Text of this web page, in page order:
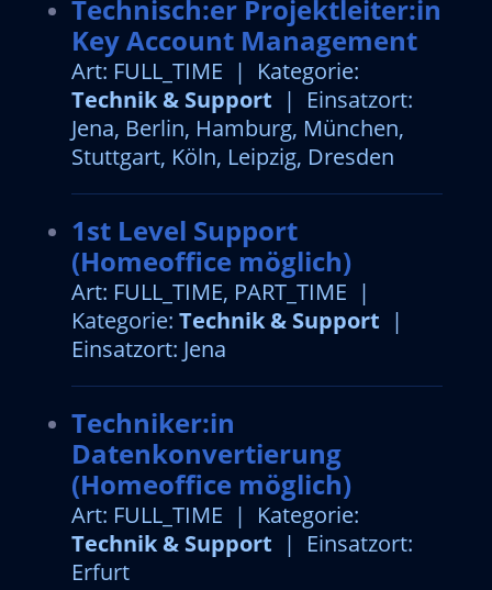
Technisch:er Projektleiter:in
Key Account Management
Art: FULL_TIME | Kategorie:
Technik & Support | Einsatzort:
Jena, Berlin, Hamburg, München,
Stuttgart, Köln, Leipzig, Dresden
1st Level Support
(Homeoffice möglich)
Art: FULL_TIME, PART_TIME |
Kategorie: Technik & Support |
Einsatzort: Jena
Techniker:in
Datenkonvertierung
(Homeoffice möglich)
Art: FULL_TIME | Kategorie:
Technik & Support | Einsatzort:
Erfurt